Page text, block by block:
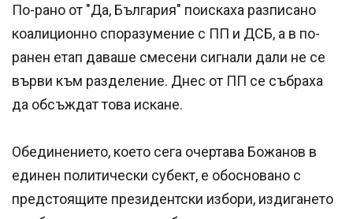
По-рано от "Да, България" поискаха разписано
коалиционно споразумение с ПП и ДСБ, а в по-
ранен етап даваше смесени сигнали дали не се
върви към разделение. Днес от ПП се събраха
да обсъждат това искане.
Обединението, което сега очертава Божанов в
единен политически субект, е обосновано с
предстоящите президентски избори, издигането